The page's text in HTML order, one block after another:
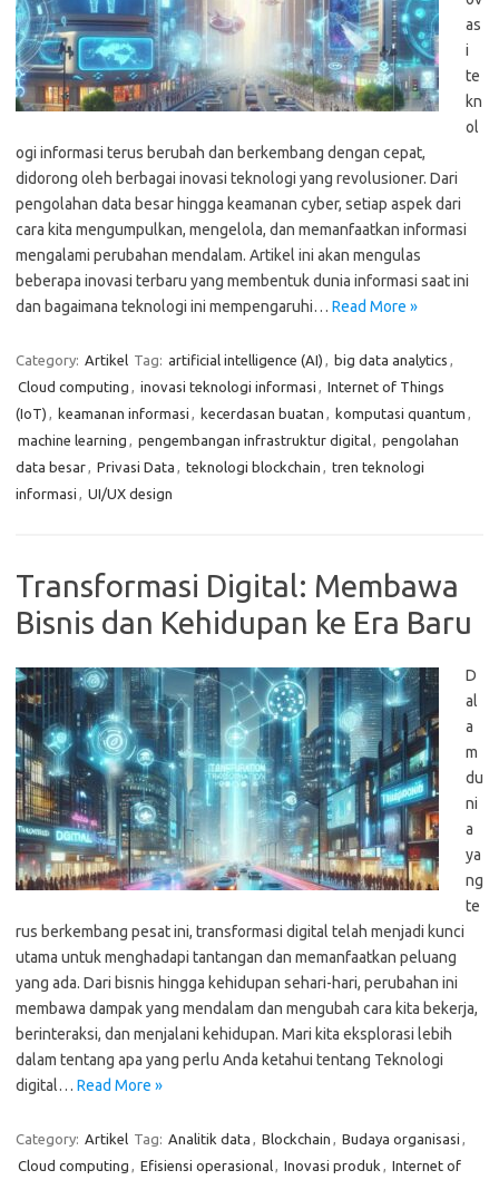
as
i
te
kn
ol
ogi informasi terus berubah dan berkembang dengan cepat,
didorong oleh berbagai inovasi teknologi yang revolusioner. Dari
pengolahan data besar hingga keamanan cyber, setiap aspek dari
cara kita mengumpulkan, mengelola, dan memanfaatkan informasi
mengalami perubahan mendalam. Artikel ini akan mengulas
beberapa inovasi terbaru yang membentuk dunia informasi saat ini
dan bagaimana teknologi ini mempengaruhi… Read More »
Category: Artikel Tag: artificial intelligence (AI) , big data analytics ,
Cloud computing , inovasi teknologi informasi , Internet of Things
(IoT) , keamanan informasi , kecerdasan buatan , komputasi quantum ,
machine learning , pengembangan infrastruktur digital, pengolahan
data besar, Privasi Data , teknologi blockchain , tren teknologi
informasi , UI/UX design
Transformasi Digital: Membawa
Bisnis dan Kehidupan ke Era Baru
D
al
a
m
du
ni
a
ya
ng
te
rus berkembang pesat ini, transformasi digital telah menjadi kunci
utama untuk menghadapi tantangan dan memanfaatkan peluang
yang ada. Dari bisnis hingga kehidupan sehari-hari, perubahan ini
membawa dampak yang mendalam dan mengubah cara kita bekerja,
berinteraksi, dan menjalani kehidupan. Mari kita eksplorasi lebih
dalam tentang apa yang perlu Anda ketahui tentang Teknologi
digital… Read More »
Category: Artikel Tag: Analitik data , Blockchain , Budaya organisasi ,
Cloud computing , Efisiensi operasional, Inovasi produk , Internet of